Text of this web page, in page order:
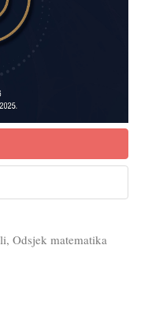
Odsjek matematika